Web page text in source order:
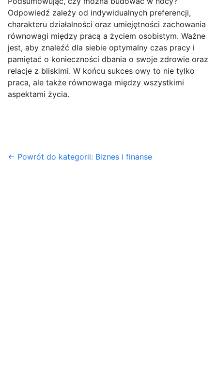
Odpowiedź zależy od indywidualnych preferencji,
charakteru działalności oraz umiejętności zachowania
równowagi między pracą a życiem osobistym. Ważne
jest, aby znaleźć dla siebie optymalny czas pracy i
pamiętać o konieczności dbania o swoje zdrowie oraz
relacje z bliskimi. W końcu sukces owy to nie tylko
praca, ale także równowaga między wszystkimi
aspektami życia.
← Powrót do kategorii: Biznes i finanse